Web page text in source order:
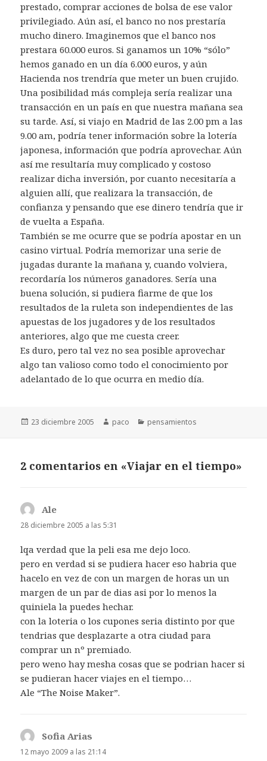
prestado, comprar acciones de bolsa de ese valor
privilegiado. Aún así, el banco no nos prestaría
mucho dinero. Imaginemos que el banco nos
prestara 60.000 euros. Si ganamos un 10% “sólo”
hemos ganado en un día 6.000 euros, y aún
Hacienda nos trendría que meter un buen crujido.
Una posibilidad más compleja sería realizar una
transacción en un país en que nuestra mañana sea
su tarde. Así, si viajo en Madrid de las 2.00 pm a las
9.00 am, podría tener información sobre la lotería
japonesa, información que podría aprovechar. Aún
así me resultaría muy complicado y costoso
realizar dicha inversión, por cuanto necesitaría a
alguien allí, que realizara la transacción, de
confianza y pensando que ese dinero tendría que ir
de vuelta a España.
También se me ocurre que se podría apostar en un
casino virtual. Podría memorizar una serie de
jugadas durante la mañana y, cuando volviera,
recordaría los números ganadores. Sería una
buena solución, si pudiera fiarme de que los
resultados de la ruleta son independientes de las
apuestas de los jugadores y de los resultados
anteriores, algo que me cuesta creer.
Es duro, pero tal vez no sea posible aprovechar
algo tan valioso como todo el conocimiento por
adelantado de lo que ocurra en medio día.
Publicado
23 diciembre 2005 Autor
paco Categorías
pensamientos
2 comentarios en «Viajar en el tiempo»
Ale
28 diciembre 2005 a las 5:31
lqa verdad que la peli esa me dejo loco.
pero en verdad si se pudiera hacer eso habria que
hacelo en vez de con un margen de horas un un
margen de un par de dias asi por lo menos la
quiniela la puedes hechar.
con la loteria o los cupones seria distinto por que
tendrias que desplazarte a otra ciudad para
comprar un nº premiado.
pero weno hay mesha cosas que se podrian hacer si
se pudieran hacer viajes en el tiempo…
Ale “The Noise Maker”.
Sofia Arias
12 mayo 2009 a las 21:14